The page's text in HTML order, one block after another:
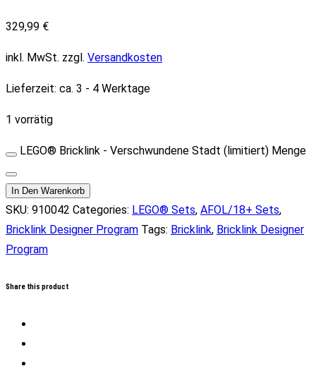
329,99 €
inkl. MwSt. zzgl. Versandkosten
Lieferzeit: ca. 3 - 4 Werktage
1 vorrätig
LEGO® Bricklink - Verschwundene Stadt (limitiert) Menge
In Den Warenkorb
SKU: 910042 Categories: LEGO® Sets, AFOL/18+ Sets,
Bricklink Designer Program Tags: Bricklink, Bricklink Designer
Program
Share this product